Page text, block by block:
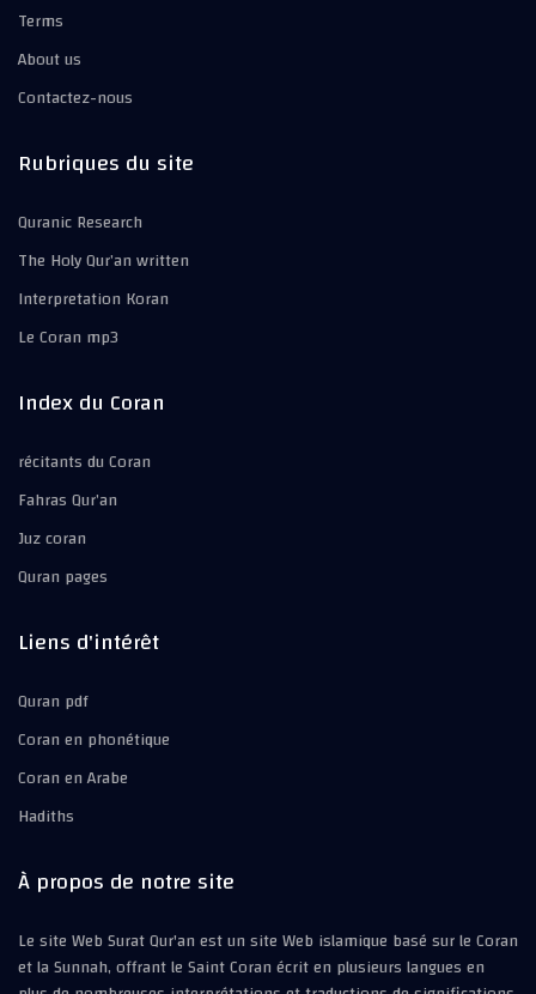
Terms
About us
Contactez-nous
Rubriques du site
Quranic Research
The Holy Qur’an written
Interpretation Koran
Le Coran mp3
Index du Coran
récitants du Coran
Fahras Qur’an
Juz coran
Quran pages
Liens d'intérêt
Quran pdf
Coran en phonétique
Coran en Arabe
Hadiths
À propos de notre site
Le site Web Surat Qur'an est un site Web islamique basé sur le Coran
et la Sunnah, offrant le Saint Coran écrit en plusieurs langues en